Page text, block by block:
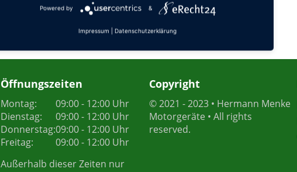
Öffnungszeiten
Montag:
09:00 - 12:00 Uhr
Dienstag:
09:00 - 12:00 Uhr
Donnerstag:09:00 - 12:00 Uhr
Freitag:
09:00 - 12:00 Uhr
Außerhalb dieser Zeiten nur
Copyright
© 2021 - 2023 • Hermann Menke
Motorgeräte • All rights
reserved.
Powered by &
Impressum Datenschutzerklärung